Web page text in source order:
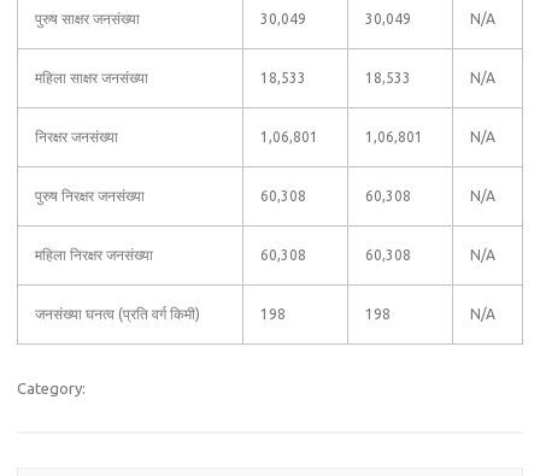
पुरुष साक्षर जनसंख्या 30,049 30,049 N/A
महिला साक्षर जनसंख्या 18,533 18,533 N/A
निरक्षर जनसंख्या 1,06,801 1,06,801 N/A
पुरुष निरक्षर जनसंख्या 60,308 60,308 N/A
महिला निरक्षर जनसंख्या 60,308 60,308 N/A
जनसंख्या घनत्व (प्रति वर्ग किमी) 198 198 N/A
Category: